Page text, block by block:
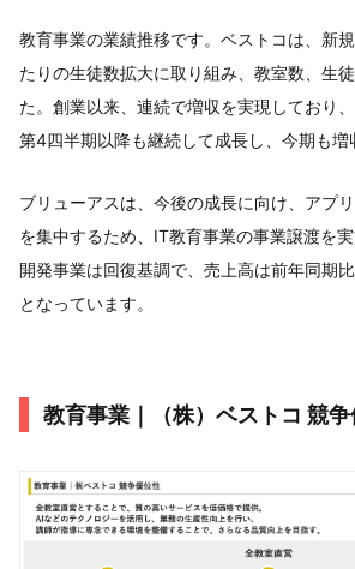
教育事業の業績推移です。ベストコは、新
たりの生徒数拡大に取り組み、教室数、生
た。創業以来、連続で増収を実現しており
第4四半期以降も継続して成長し、今期も増
ブリューアスは、今後の成長に向け、アプ
を集中するため、IT教育事業の事業譲渡を
開発事業は回復基調で、売上高は前年同期
となっています。
教育事業｜（株）ベストコ 競